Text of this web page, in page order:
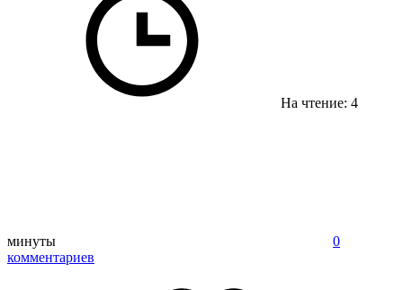
На чтение: 4
минуты
0
комментариев